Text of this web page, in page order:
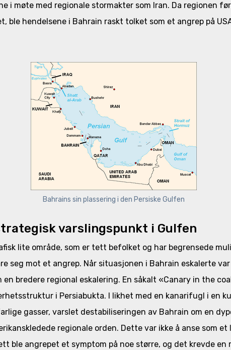
i møte med regionale stormakter som Iran. Da regionen
ble hendelsene i Bahrain raskt tolket som et angrep på
Bahrains sin plassering i den Persiske Gulfen
varslingspunkt i Gulfen
lite område, som er tett befolket og har begrensede
seg mot et angrep. Når situasjonen i Bahrain eskalerte
en bredere regional eskalering. En såkalt «Canary in the
i Persiabukta. I likhet med en kanarifugl i en
gasser, varslet destabiliseringen av Bahrain om en
regionale orden. Dette var ikke å anse som et
ble angrepet et symptom på noe større, og det krevde en